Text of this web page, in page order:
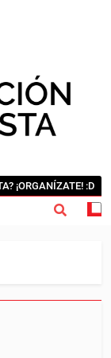
¡ORGANÍZATE! :D